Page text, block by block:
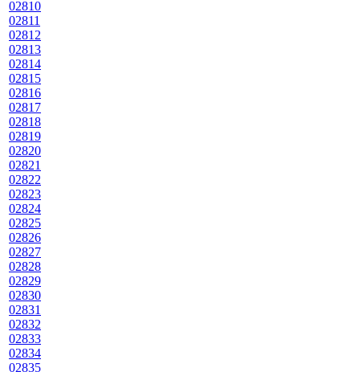
02810
02811
02812
02813
02814
02815
02816
02817
02818
02819
02820
02821
02822
02823
02824
02825
02826
02827
02828
02829
02830
02831
02832
02833
02834
02835